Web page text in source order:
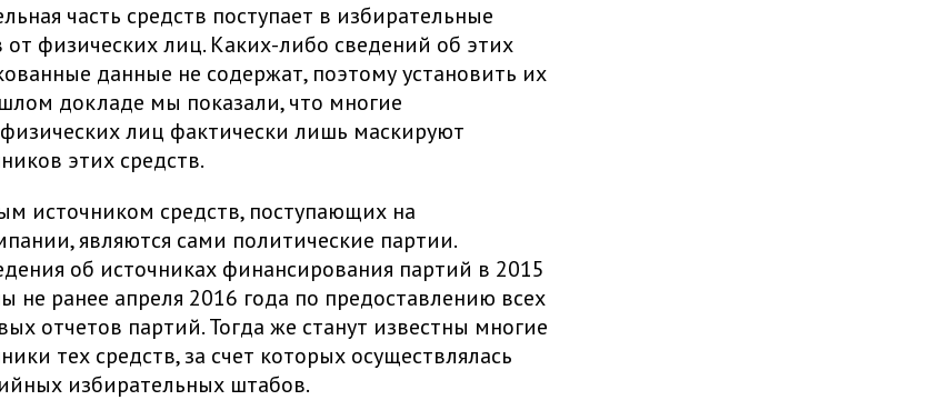
часть средств поступает в избирательные
физических лиц. Каких-либо сведений об этих
данные не содержат, поэтому установить их
докладе мы показали, что многие
лиц фактически лишь маскируют
этих средств.
источником средств, поступающих на
являются сами политические партии.
об источниках финансирования партий в 2015
не ранее апреля 2016 года по предоставлению всех
отчетов партий. Тогда же станут известны многие
тех средств, за счет которых осуществлялась
избирательных штабов.